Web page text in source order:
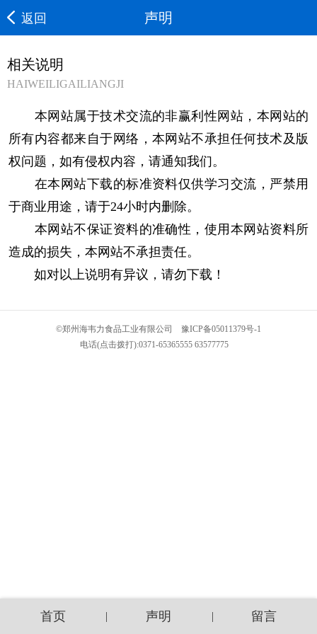
返回 声明
相关说明
HAIWEILIGAILIANGJI
本网站属于技术交流的非赢利性网站，本网站的
所有内容都来自于网络，本网站不承担任何技术及版
权问题，如有侵权内容，请通知我们。
在本网站下载的标准资料仅供学习交流，严禁用
于商业用途，请于24小时内删除。
本网站不保证资料的准确性，使用本网站资料所
造成的损失，本网站不承担责任。
如对以上说明有异议，请勿下载！
©郑州海韦力食品工业有限公司 豫ICP备05011379号-1
电话(点击拨打):0371-65365555 63577775
首页 | 声明 | 留言